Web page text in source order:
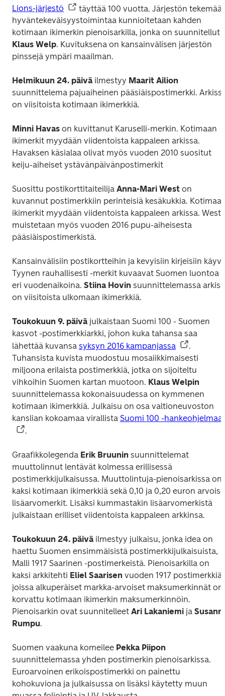
Lions-järjestö
täyttää 100 vuotta. Järjestön tekemää
hyväntekeväisyystoimintaa kunnioitetaan kahden
Klaus Welp. Kuvituksena on kansainvälisen järjestön
pinssejä ympäri maailman.
Helmikuun 24. päivä ilmestyy Maarit Ailion
suunnittelema pajuaiheinen pääsiäispostimerkki.
on viisitoista kotimaan ikimerkkiä.
Minni Havas on kuvittanut Karuselli-merkin. Kotimaan
ikimerkit myydään viidentoista kappaleen arkissa.
Havaksen käsialaa olivat myös vuoden 2010 suositut
keiju-aiheiset ystävänpäivänpostimerkit
Suosittu postikorttitaiteilija Anna-Mari West on
kuvannut postimerkkiin perinteisiä kesäkukkia.
ikimerkit myydään viidentoista kappaleen arkissa. West
muistetaan myös vuoden 2016 pupu-aiheisesta
pääsiäispostimerkistä.
Tyynen rauhallisesti -merkit kuvaavat Suomen luontoa
eri vuodenaikoina. Stiina Hovin suunnittelemassa
on viisitoista ulkomaan ikimerkkiä.
Toukokuun 9. päivä julkaistaan Suomi 100 - Suomen
kasvot -postimerkkiarkki, johon kuka tahansa saa
lähettää kuvansa syksyn 2016 kampanjassa
.
Tuhansista kuvista muodostuu mosaiikkimaisesti
miljoona erilaista postimerkkiä, jotka on sijoiteltu
vihkoihin Suomen kartan muotoon. Klaus Welpin
suunnittelemassa kokonaisuudessa on kymmenen
kotimaan ikimerkkiä. Julkaisu on osa valtioneuvoston
kanslian kokoamaa virallista Suomi 100 -hankeohjelmaa
.
Graafikkolegenda Erik Bruunin suunnittelemat
muuttolinnut lentävät kolmessa erillisessä
postimerkkijulkaisussa. Muuttolintuja-pienoisarkissa on
kaksi kotimaan ikimerkkiä sekä 0,10 ja 0,20 euron
lisäarvomerkit. Lisäksi kummastakin lisäarvomerkistä
julkaistaan erilliset viidentoista kappaleen arkkinsa.
Toukokuun 24. päivä ilmestyy julkaisu, jonka idea on
Malli 1917 Saarinen -postimerkeistä. Pienoisarkilla on
kaksi arkkitehti Eliel Saarisen vuoden 1917 postimerkkiä,
joissa alkuperäiset markka-arvoiset maksumerkinnät on
korvattu kotimaan ikimerkin maksumerkinnöin.
Pienoisarkin ovat suunnitelleet Ari Lakaniemi ja
Rumpu.
Suomen vaakuna komeilee Pekka Piipon
suunnittelemassa yhden postimerkin pienoisarkissa.
Euroarvoinen erikoispostimerkki on painettu
kohokuviona ja julkaisussa on lisäksi käytetty muun